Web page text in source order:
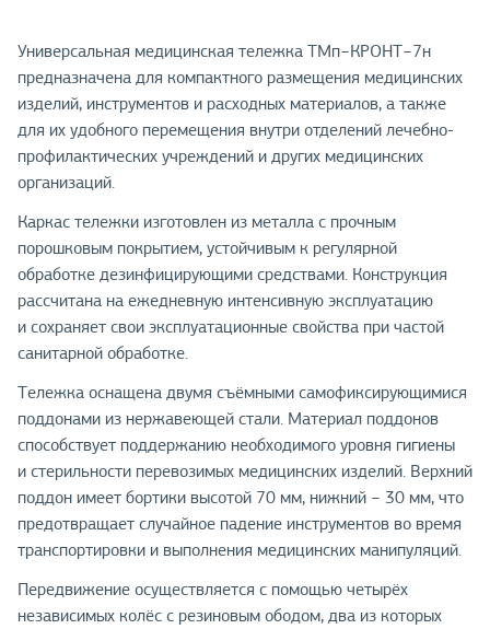
Универсальная медицинская тележка ТМп−КРОНТ−7н
предназначена для компактного размещения медицинских
изделий, инструментов и расходных материалов, а также
для их удобного перемещения внутри отделений лечебно-
профилактических учреждений и других медицинских
организаций.
Каркас тележки изготовлен из металла с прочным
порошковым покрытием, устойчивым к регулярной
обработке дезинфицирующими средствами. Конструкция
рассчитана на ежедневную интенсивную эксплуатацию
и сохраняет свои эксплуатационные свойства при частой
санитарной обработке.
Тележка оснащена двумя съёмными самофиксирующимися
поддонами из нержавеющей стали. Материал поддонов
способствует поддержанию необходимого уровня гигиены
и стерильности перевозимых медицинских изделий. Верхний
поддон имеет бортики высотой 70 мм, нижний − 30 мм, что
предотвращает случайное падение инструментов во время
транспортировки и выполнения медицинских манипуляций.
Передвижение осуществляется с помощью четырёх
независимых колёс с резиновым ободом, два из которых